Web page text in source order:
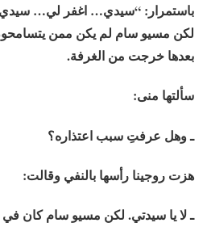
باستمرار: “سيدي… اغفر لي…
لكن مسيو سام لم يكن ممن
بعدها خرجت من الغرفة.
سألتها منى:
ـ وهل عرفتِ سبب اعتذاره؟
هزت روجينا رأسها بالنفي وقالت:
ـ لا يا سيدتي. لكن مسيو سام كان